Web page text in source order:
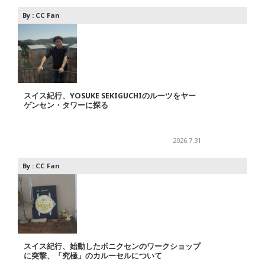
By : CC Fan
スイス紀行、YOSUKE SEKIGUCHIのルーツをヤー
ゲンセン・タワーに探る
2026.7.31
By : CC Fan
スイス紀行、始動したボニクセンのワークショップ
に突撃、「究極」のカルーセルについて